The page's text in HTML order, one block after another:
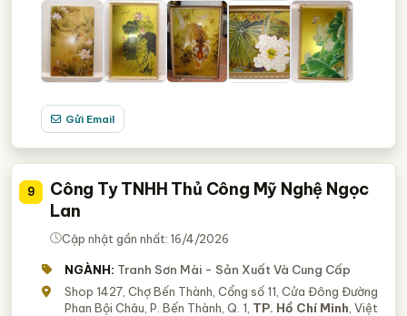
Gửi Email
9
Công Ty TNHH Thủ Công Mỹ Nghệ Ngọc
Lan
Cập nhật gần nhất: 16/4/2026
NGÀNH: Tranh Sơn Mài - Sản Xuất Và Cung Cấp
Shop 1427, Chợ Bến Thành, Cổng số 11, Cửa Đông Đường
Phan Bội Châu, P. Bến Thành, Q. 1, TP. Hồ Chí Minh , Việt